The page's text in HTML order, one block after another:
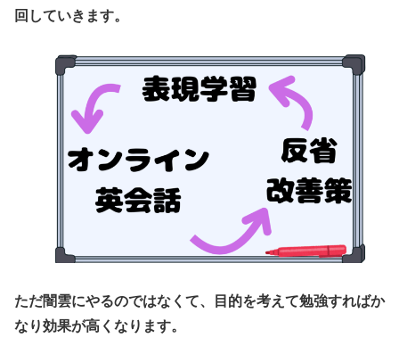
回していきます。
ただ闇雲にやるのではなくて、目的を考えて勉強すればか
なり効果が高くなります。